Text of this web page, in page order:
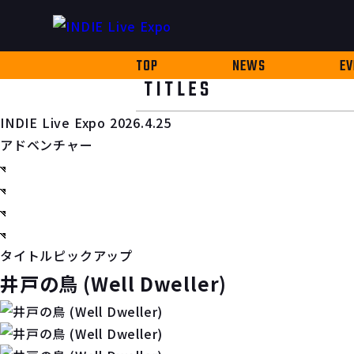
TOP NEWS
TITLES
INDIE Live Expo 2026.4.25
アドベンチャー
タイトルピックアップ
井戸の鳥 (Well Dweller)